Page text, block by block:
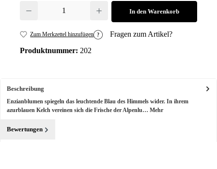
In den Warenkorb
Zum Merkzettel hinzufügen Fragen zum Artikel?
Produktnummer: 202
Beschreibung
Enzianblumen spiegeln das leuchtende Blau des Himmels wider. In ihrem
azurblauen Kelch vereinen sich die Frische der Alpenlu… Mehr
Bewertungen